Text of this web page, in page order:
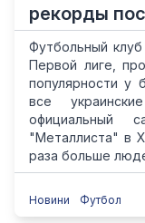
рекорды
Футбольный
Первой лиге,
популярности у
все
официальный
"Металлиста" в
раза больше
Новини Футбол